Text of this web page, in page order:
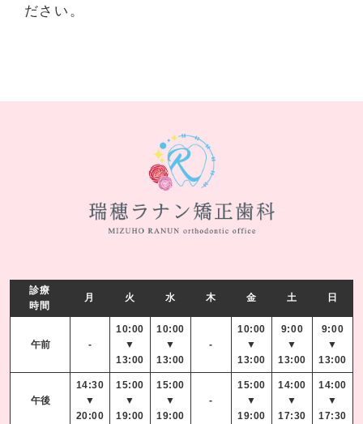
ださい。
診療
時間
月 火 水 木 金 土 日
午前 -
10:00
▼
13:00
10:00
▼
13:00
-
10:00
▼
13:00
9:00
▼
13:00
9:00
▼
13:00
午後
14:30
▼
20:00
15:00
▼
19:00
15:00
▼
19:00
-
15:00
▼
19:00
14:00
▼
17:30
14:00
▼
17:30